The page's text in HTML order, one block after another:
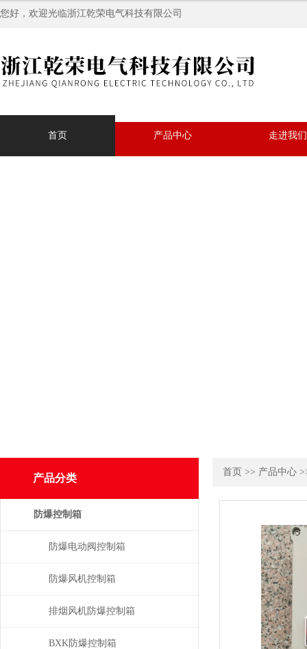
您好，欢迎光临浙江乾荣电气科技有限公司
首页 产品中心 走进我们
首页 >> 产品中心
产品分类
防爆控制箱
防爆电动阀控制箱
防爆风机控制箱
排烟风机防爆控制箱
BXK防爆控制箱